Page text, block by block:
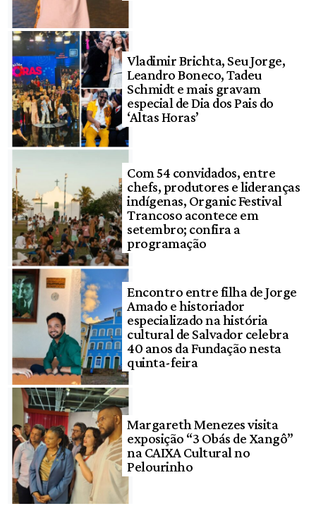
Vladimir Brichta, Seu Jorge,
Leandro Boneco, Tadeu
Schmidt e mais gravam
especial de Dia dos Pais do
‘Altas Horas’
Com 54 convidados, entre
chefs, produtores e lideranças
indígenas, Organic Festival
Trancoso acontece em
setembro; confira a
programação
Encontro entre filha de Jorge
Amado e historiador
especializado na história
cultural de Salvador celebra
40 anos da Fundação nesta
quinta-feira
Margareth Menezes visita
exposição “3 Obás de Xangô”
na CAIXA Cultural no
Pelourinho